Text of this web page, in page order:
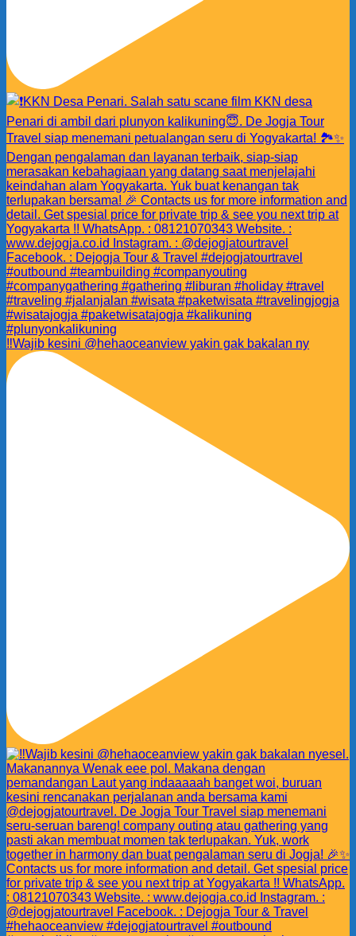
‼️Wajib kesini @hehaoceanview yakin gak bakalan ny